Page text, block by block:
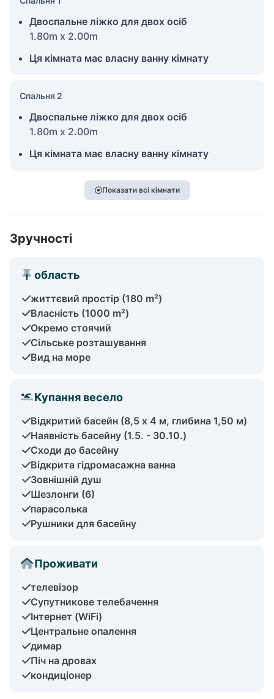
Двоспальне ліжко для двох осіб
1.80m x 2.00m
Ця кімната має власну ванну кімнату
Спальня 2
Двоспальне ліжко для двох осіб
1.80m x 2.00m
Ця кімната має власну ванну кімнату
Показати всі кімнати
Зручності
область
життєвий простір (180 m²)
Власність (1000 m²)
Окремо стоячий
Сільське розташування
Вид на море
Купання весело
Відкритий басейн (8,5 х 4 м, глибина 1,50 м)
Наявність басейну (1.5. - 30.10.)
Сходи до басейну
Відкрита гідромасажна ванна
Зовнішній душ
Шезлонги (6)
парасолька
Рушники для басейну
Проживати
телевізор
Супутникове телебачення
Інтернет (WiFi)
Центральне опалення
димар
Піч на дровах
кондиціонер